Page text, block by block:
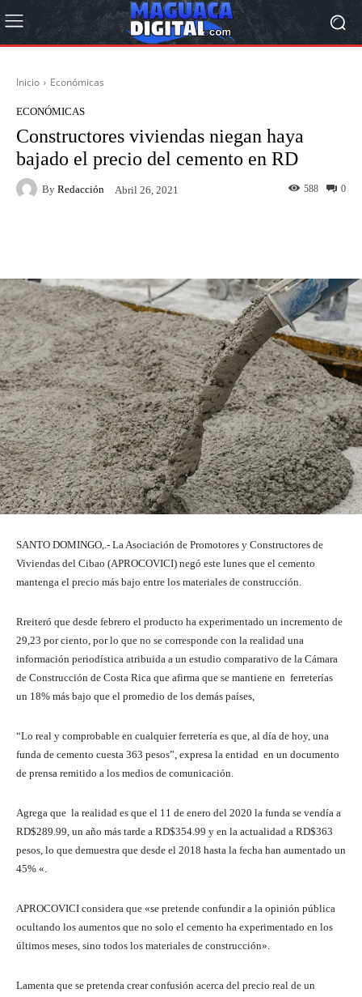
Inicio Económicas
ECONÓMICAS
Constructores viviendas niegan haya
bajado el precio del cemento en RD
By Redacción Abril 26, 2021 0
588
SANTO DOMINGO,.- La Asociación de Promotores y Constructores de
Viviendas del Cibao (APROCOVICI) negó este lunes que el cemento
mantenga el precio más bajo entre los materiales de construcción.
Rreiteró que desde febrero el producto ha experimentado un incremento de
29,23 por ciento, por lo que no se corresponde con la realidad una
información periodística atribuida a un estudio comparativo de la Cámara
de Construcción de Costa Rica que afirma que se mantiene en ferreterías
un 18% más bajo que el promedio de los demás países,
“Lo real y comprobable en cualquier ferretería es que, al día de hoy, una
funda de cemento cuesta 363 pesos”, expresa la entidad en un documento
de prensa remitido a los medios de comunicación.
Agrega que la realidad es que el 11 de enero del 2020 la funda se vendía a
RD$289.99, un año más tarde a RD$354.99 y en la actualidad a RD$363
pesos, lo que demuestra que desde el 2018 hasta la fecha han aumentado un
45% «.
APROCOVICI considera que «se pretende confundir a la opinión pública
ocultando los aumentos que no solo el cemento ha experimentado en los
últimos meses, sino todos los materiales de construcción».
Lamenta que se pretenda crear confusión acerca del precio real de un